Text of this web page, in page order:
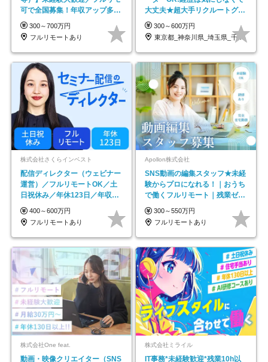
可で全国募集！年収アップ多数
★年休最大130日★
300～700万円
フルリモートあり
大丈夫★超大手リクルートグル
ープの正社員/sg
300～600万円
東京都_神奈川県_埼玉県_千葉県_大阪府…
株式会社さくらインベスト
配信ディレクター（ウェビナー
運営）／フルリモートOK／土
日祝休み／年休123日／年収
600万円可
400～600万円
フルリモートあり
Apollon株式会社
SNS動画の編集スタッフ★未経
験からプロになれる！｜おうち
で働くフルリモート｜残業ゼロ
で18時退勤◎
300～550万円
フルリモートあり
株式会社One feat.
動画・映像クリエイター（SNS
株式会社ミライル
IT事務*未経験歓迎*残業10h以